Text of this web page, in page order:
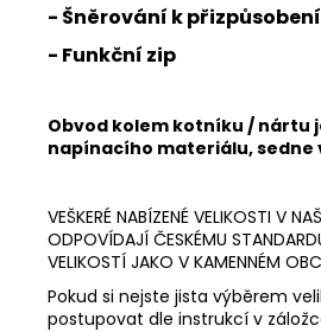
- Šněrování k přizpůsobení
- Funkční zip
Obvod kolem kotníku / nártu
napínacího materiálu, sedne
VEŠKERÉ NABÍZENÉ VELIKOSTI V
ODPOVÍDAJÍ ČESKÉMU
VELIKOSTÍ JAKO V KAMENNÉM
Pokud si nejste jista výběrem
postupovat dle instrukcí v